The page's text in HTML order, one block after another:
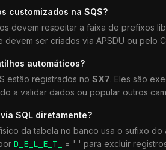
customizados na SQS?
devem respeitar a faixa de prefixos
ser criados via APSDU ou pelo
automáticos?
estão registrados no SX7. Eles são
a validar dados ou popular outros
via SQL diretamente?
da tabela no banco usa o sufixo do
D_E_L_E_T_ = ' ' para excluir